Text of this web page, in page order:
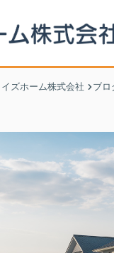
ズホーム株式会社 ブロ